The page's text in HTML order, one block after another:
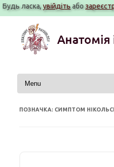
Будь ласка,увійдітьабо
вмісту
ПОЗНАЧКА: СИМПТОМ